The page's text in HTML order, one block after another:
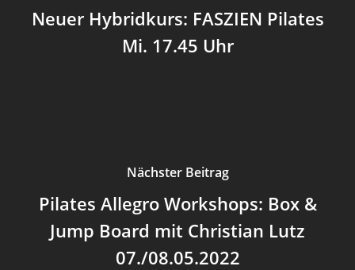
Neuer Hybridkurs: FASZIEN Pilates
Mi. 17.45 Uhr
Nächster Beitrag
Pilates Allegro Workshops: Box &
Jump Board mit Christian Lutz
07./08.05.2022